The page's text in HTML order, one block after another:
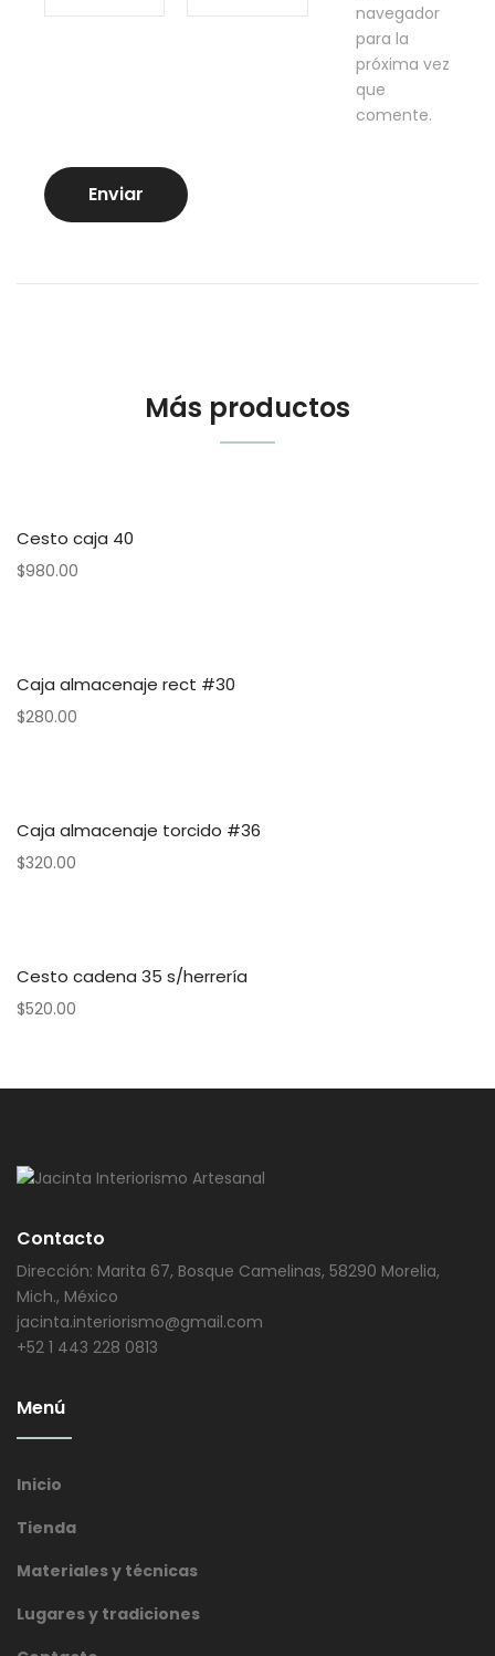
navegador
para la
próxima vez
que
comente.
Más productos
Cesto caja 40
$980.00
Caja almacenaje rect #30
$280.00
Caja almacenaje torcido #36
$320.00
Cesto cadena 35 s/herrería
$520.00
Contacto
Dirección: Marita 67, Bosque Camelinas, 58290 Morelia,
Mich., México
jacinta.interiorismo@gmail.com
+52 1 443 228 0813
Menú
Inicio
Tienda
Materiales y técnicas
Lugares y tradiciones